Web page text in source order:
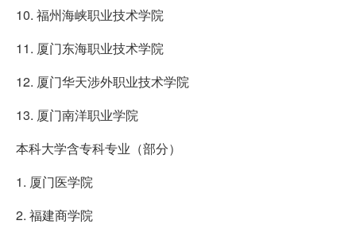
10. 福州海峡职业技术学院
11. 厦门东海职业技术学院
12. 厦门华天涉外职业技术学院
13. 厦门南洋职业学院
本科大学含专科专业（部分）
1. 厦门医学院
2. 福建商学院